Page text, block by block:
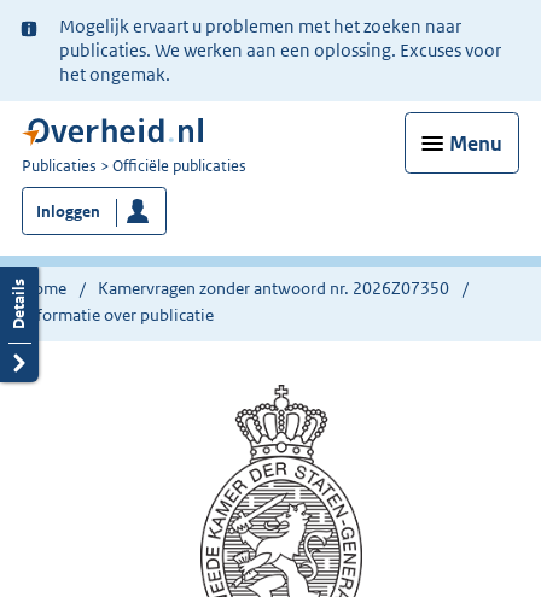
Ter
informatie:
Mogelijk ervaart u problemen met het zoeken naar
publicaties. We werken aan een oplossing. Excuses voor
het ongemak.
Menu
U
bent
nu
hier:
Publicaties Officiële publicaties
Inloggen
Home
Kamervragen zonder antwoord nr. 2026Z07350
Informatie over publicatie